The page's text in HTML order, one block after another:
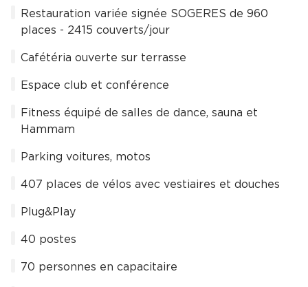
Restauration variée signée SOGERES de 960
places - 2415 couverts/jour
Cafétéria ouverte sur terrasse
Espace club et conférence
Fitness équipé de salles de dance, sauna et
Hammam
Parking voitures, motos
407 places de vélos avec vestiaires et douches
Plug&Play
40 postes
70 personnes en capacitaire